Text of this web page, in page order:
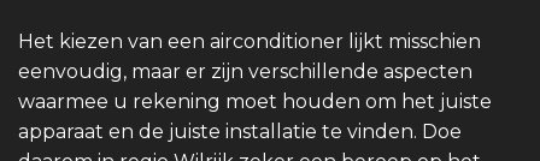
Het kiezen van een airconditioner lijkt misschien
eenvoudig, maar er zijn verschillende aspecten
waarmee u rekening moet houden om het juiste
apparaat en de juiste installatie te vinden. Doe